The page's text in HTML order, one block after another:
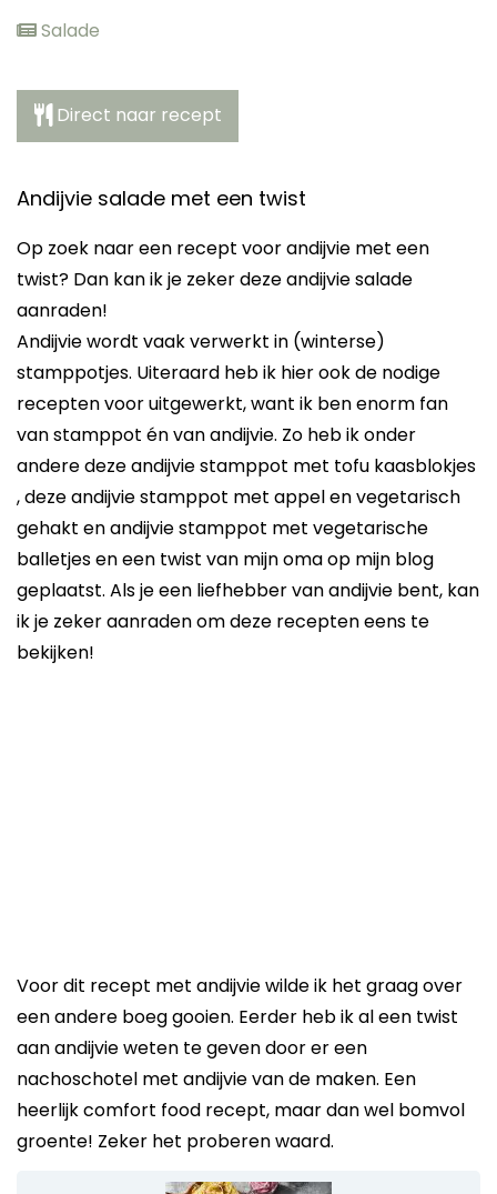
Salade
Direct naar recept
Andijvie salade met een twist
Op zoek naar een recept voor andijvie met een
twist? Dan kan ik je zeker deze andijvie salade
aanraden!
Andijvie wordt vaak verwerkt in (winterse)
stamppotjes. Uiteraard heb ik hier ook de nodige
recepten voor uitgewerkt, want ik ben enorm fan
van stamppot én van andijvie. Zo heb ik onder
andere deze andijvie stamppot met tofu kaasblokjes
, deze andijvie stamppot met appel en vegetarisch
gehakt en andijvie stamppot met vegetarische
balletjes en een twist van mijn oma op mijn blog
geplaatst. Als je een liefhebber van andijvie bent, kan
ik je zeker aanraden om deze recepten eens te
bekijken!
Voor dit recept met andijvie wilde ik het graag over
een andere boeg gooien. Eerder heb ik al een twist
aan andijvie weten te geven door er een
nachoschotel met andijvie van de maken. Een
heerlijk comfort food recept, maar dan wel bomvol
groente! Zeker het proberen waard.